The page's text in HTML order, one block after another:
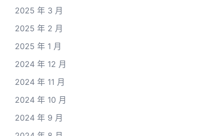
2025 年 3 月
2025 年 2 月
2025 年 1 月
2024 年 12 月
2024 年 11 月
2024 年 10 月
2024 年 9 月